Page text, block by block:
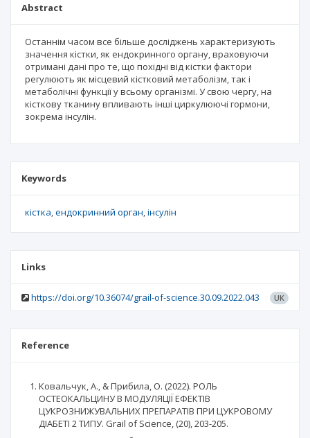
Abstract
Останнім часом все більше досліджень характеризують
значення кістки, як ендокринного органу, враховуючи
отримані дані про те, що похідні від кістки фактори
регулюють як місцевий кістковий метаболізм, так і
метаболічні функції у всьому організмі. У свою чергу, на
кісткову тканину впливають інші циркулюючі гормони,
зокрема інсулін.
Keywords
кістка ендокринний орган інсулін
Links
https://doi.org/10.36074/grail-of-science.30.09.2022.043 UK
Reference
Ковальчук, А., & Прибила, О. (2022). РОЛЬ
ОСТЕОКАЛЬЦИНУ В МОДУЛЯЦІЇ ЕФЕКТІВ
ЦУКРОЗНИЖУВАЛЬНИХ ПРЕПАРАТІВ ПРИ ЦУКРОВОМУ
ДІАБЕТІ 2 ТИПУ. Grail of Science, (20), 203-205.